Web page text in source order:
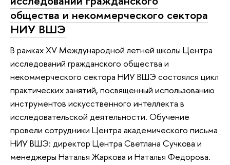
общества и некоммерческого сектора
НИУ ВШЭ
В рамках XV Международной летней школы Центра
исследований гражданского общества и
некоммерческого сектора НИУ ВШЭ состоялся цикл
практических занятий, посвященный использованию
инструментов искусственного интеллекта в
исследовательской деятельности. Обучение
провели сотрудники Центра академического письма
НИУ ВШЭ: директор Центра Светлана Сучкова и
менеджеры Наталья Жаркова и Наталья Федорова.